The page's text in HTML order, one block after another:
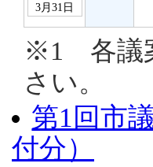
3月31日
※1 各議
さい。
第1回市
付分）